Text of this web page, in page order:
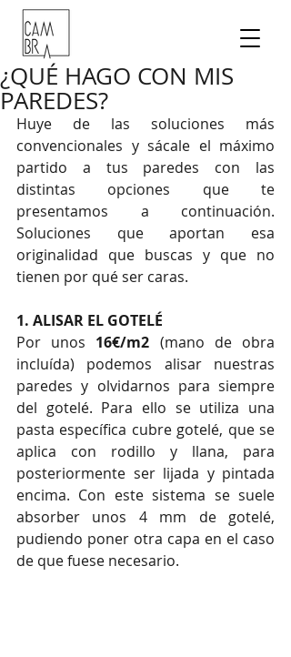
¿QUÉ HAGO CON MIS
PAREDES?
Huye de las soluciones más
convencionales y sácale el máximo
partido a tus paredes con las
distintas opciones que te
presentamos a continuación.
Soluciones que aportan esa
originalidad que buscas y que no
tienen por qué ser caras.
1. ALISAR EL GOTELÉ
Por unos 16€/m2 (mano de obra
incluída) podemos alisar nuestras
paredes y olvidarnos para siempre
del gotelé. Para ello se utiliza una
pasta específica cubre gotelé, que se
aplica con rodillo y llana, para
posteriormente ser lijada y pintada
encima. Con este sistema se suele
absorber unos 4 mm de gotelé,
pudiendo poner otra capa en el caso
de que fuese necesario.